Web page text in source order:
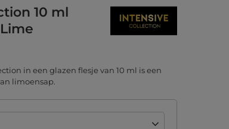
10 ml
in een glazen flesje van 10 ml is een
limoensap.